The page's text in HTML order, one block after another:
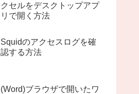
クセルをデスクトップアプ
リで開く方法
Squidのアクセスログを確
認する方法
(Word)ブラウザで開いたワ